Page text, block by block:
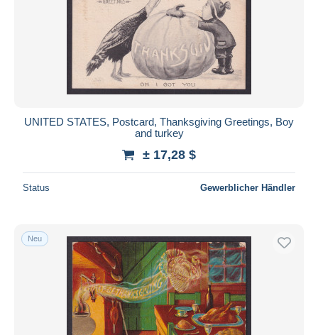
UNITED STATES, Postcard, Thanksgiving Greetings, Boy
and turkey
± 17,28 $
Status Gewerblicher Händler
Neu